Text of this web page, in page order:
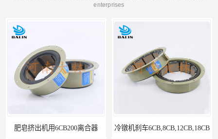
enterprises
肥皂挤出机用6CB200离合器 冷镦机刹车6CB,8CB,12CB,18CB